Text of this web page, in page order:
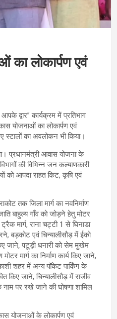
का लोकार्पण एवं
द्वार” कार्यक्रम में प्रतिभाग
योजनाओं का लोकार्पण एवं
स्टालों का अवलोकन भी किया।
प्रधानमंत्री आवास योजना के
की विभिन्न जन कल्याणकारी
को आपदा राहत किट, कृषि एवं
तक जिला मार्ग का नवनिर्माण
बाहुल्य गाँव को जोड़ने हेतु मोटर
मार्ग, राना चट्टी 1 से घिनाडा
बड़कोट एवं चिन्यालीसौड़ में ईको
जाने, पटूड़ी धनारी को सेम मुखेम
मार्ग का निर्माण कार्य किए जाने,
शहर में अन्य पॉकेट पार्किंग के
किए जाने, चिन्यालीसौड़ में राजीव
नाम पर रखे जाने की घोषणा शामिल
योजनाओं के लोकार्पण एवं